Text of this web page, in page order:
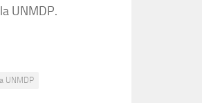
UNMDP.
UNMDP